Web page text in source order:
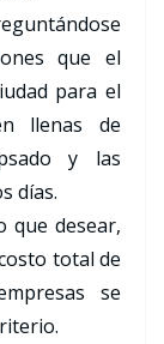
que el
para el
llenas de
y las
días.
que desear,
total de
se